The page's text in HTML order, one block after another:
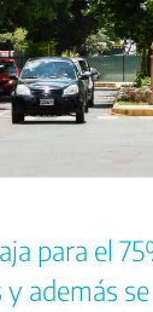
para el
además se